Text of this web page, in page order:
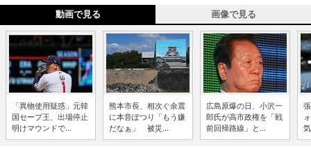
動画で見る 画像で見る
「異物使用疑惑」元韓
国セーブ王、出場停止
明けマウンドで...
熊本市長、相次ぐ余震
に本音ぽつり「もう嫌
だなぁ」 被災...
広島原爆の日、小沢一
郎氏が高市政権を「戦
前回帰路線」と...